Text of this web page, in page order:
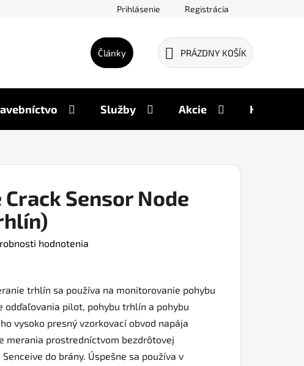
Prihlásenie Registrácia
Články
NÁKUPNÝ
PRÁZDNY KOŠÍK
Služby Akcie Kontakty
Crack Sensor Node
hodnotenia
trhlín sa používa na monitorovanie pohybu
odďaľovania pilot, pohybu trhlín a pohybu
vysoko presný vzorkovací obvod napája
merania prostredníctvom bezdrôtovej
do brány. Úspešne sa používa v